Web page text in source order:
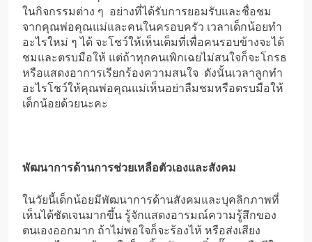
ในกิจกรรมต่าง ๆ อย่างที่ได้รับการยอมรับและชื่อชม
จากคุณพ่อคุณแม่และคนในครอบครัว เวลาเด็กน้อยทำ
อะไรใหม่ ๆ ได้ จะโชว์ให้เห็นเต็มที่เพื่อคนรอบข้างจะได้
ชมและตรบมือให้ แต่ถ้าทุกคนเพิกเฉยไม่สนใจก็จะโกรธ
หรือแสดงอาการเรียกร้องความสนใจ ดังนั้นเวลาลูกทำ
อะไรโชว์ให้คุณพ่อคุณแม่เห็นอย่าลืมชมหรือตรบมือให้
เด็กน้อยด้วยนะคะ
พัฒนาการด้านการช่วยเหลือตัวเองและสังคม
ในวัยนี้เด็กน้อยมีพัฒนาการด้านสังคมและบุคลิกภาพที่
เห็นได้ชัดเจนมากขึ้น รู้จักแสดงอารมณ์ความรู้สึกของ
ตนเองออกมาก ถ้าไม่พอใจก็จะร้องไห้ หรือส่งเสียง